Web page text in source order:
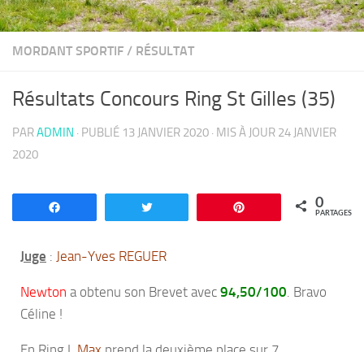
MORDANT SPORTIF / RÉSULTAT
Résultats Concours Ring St Gilles (35)
PARADMIN · PUBLIÉ 13 JANVIER 2020 · MIS À JOUR 24 JANVIER
2020
Enregistrer 0
PARTAGES
Juge : Jean-Yves REGUER
Newton a obtenu son Brevet avec 94,50/100. Bravo
Céline !